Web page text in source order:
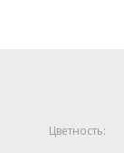
Цветность: